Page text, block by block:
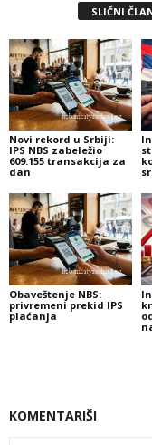
SLIČNI
Novi rekord u Srbiji:
IPS NBS zabeležio
609.155 transakcija za
dan
Obaveštenje NBS:
privremeni prekid IPS
plaćanja
KOMENTARIŠI